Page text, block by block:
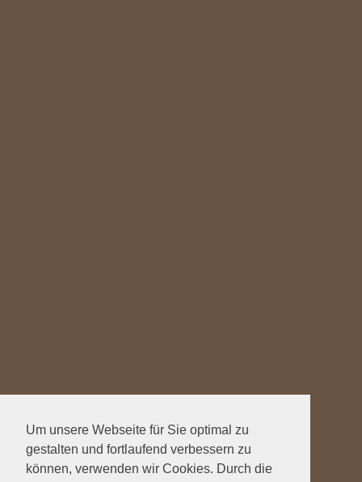
Um unsere Webseite für Sie optimal zu
gestalten und fortlaufend verbessern zu
können, verwenden wir Cookies. Durch die